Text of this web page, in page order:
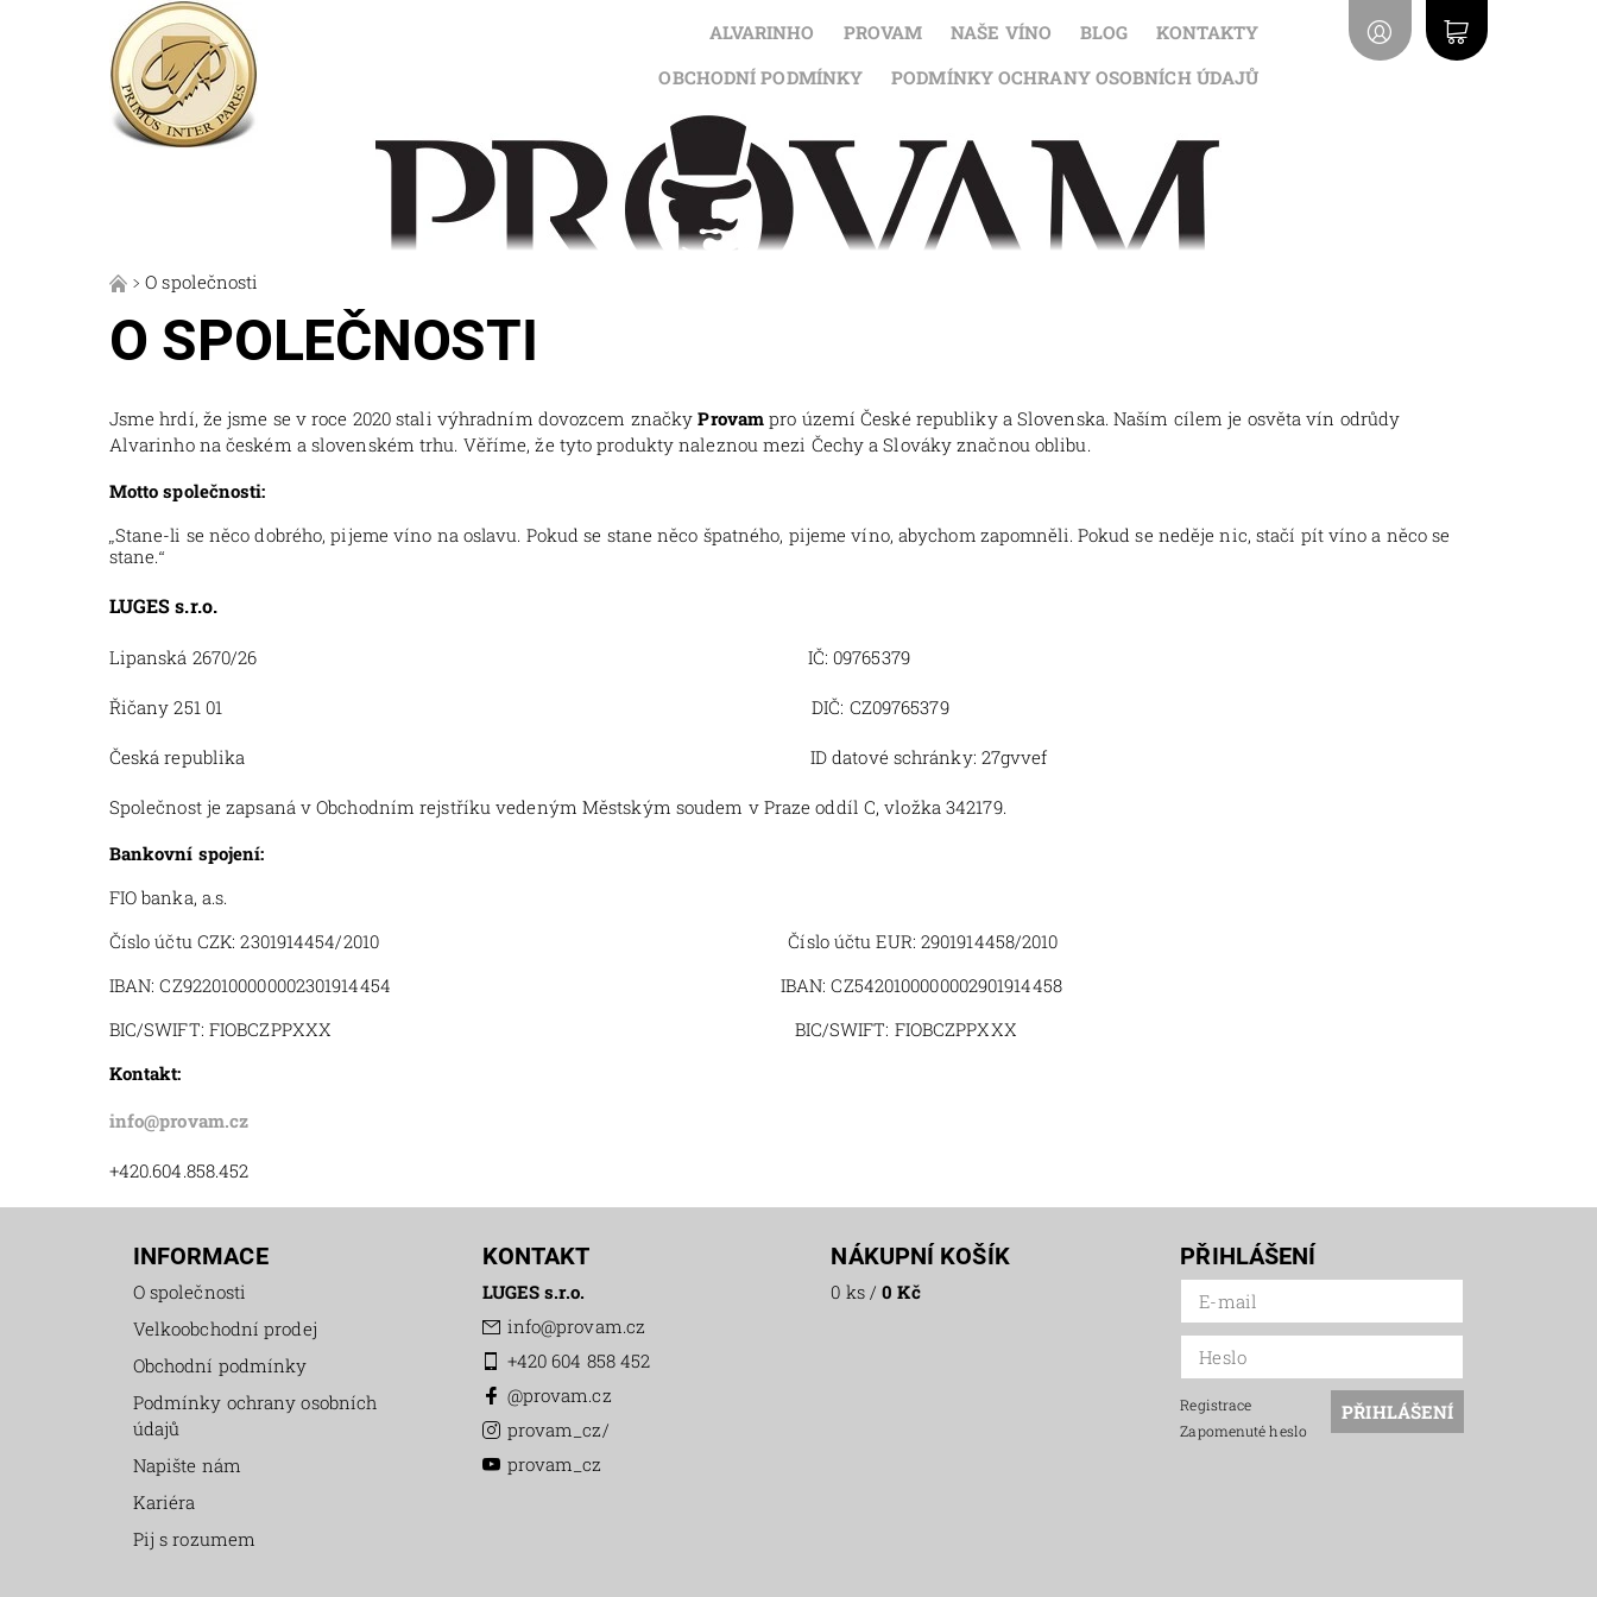
ALVARINHO PROVAM NAŠE VÍNO BLOG
KONTAKTY
OBCHODNÍ PODMÍNKY
PODMÍNKY OCHRANY OSOBNÍCH ÚDAJŮ
O společnosti
O SPOLEČNOSTI
Jsme hrdí, že jsme se v roce 2020 stali výhradním dovozcem značkyProvam pro území České republiky a Slovenska. Naším cílem je osvěta vín odrůdy
Alvarinho na českém a slovenském trhu. Věříme, že tyto produkty naleznou mezi Čechy a Slováky značnou oblibu.
Motto společnosti:
Stane-li se něco dobrého, pijeme víno na oslavu. Pokud se stane něco špatného, pijeme víno, abychom zapomněli. Pokud se neděje nic, stačí pít víno a něco se
stane.“
LUGES s.r.o.
Lipanská 2670/26 IČ: 09765379
Řičany 251 01 DIČ: CZ09765379
Česká republika ID datové schránky: 27gvvef
Společnost je zapsaná v Obchodním rejstříku vedeným Městským soudem v Praze oddíl C, vložka 342179.
Bankovní spojení:
FIO banka, a.s.
Číslo účtu CZK:2301914454/2010 Číslo účtu EUR: 2901914458/2010
IBAN:CZ9220100000002301914454 IBAN:CZ5420100000002901914458
BIC/SWIFT: FIOBCZPPXXX BIC/SWIFT: FIOBCZPPXXX
Kontakt:
info@provam.cz
+420.604.858.452
INFORMACE
O společnosti
Velkoobchodní prodej
Obchodní podmínky
Podmínky ochrany osobních
údajů
Napište nám
Kariéra
Pij s rozumem
KONTAKT
LUGES s.r.o.
info@provam.cz
+420 604 858 452
@provam.cz
provam_cz/
provam_cz
NÁKUPNÍ KOŠÍK
0 ks/0 Kč
PŘIHLÁŠENÍ
Registrace
Zapomenuté heslo